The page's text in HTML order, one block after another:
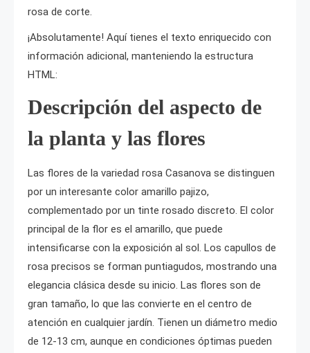
rosa de corte.
¡Absolutamente! Aquí tienes el texto enriquecido con
información adicional, manteniendo la estructura
HTML:
Descripción del aspecto de
la planta y las flores
Las flores de la variedad rosa Casanova se distinguen
por un interesante color amarillo pajizo,
complementado por un tinte rosado discreto. El color
principal de la flor es el amarillo, que puede
intensificarse con la exposición al sol. Los capullos de
rosa precisos se forman puntiagudos, mostrando una
elegancia clásica desde su inicio. Las flores son de
gran tamaño, lo que las convierte en el centro de
atención en cualquier jardín. Tienen un diámetro medio
de 12-13 cm, aunque en condiciones óptimas pueden